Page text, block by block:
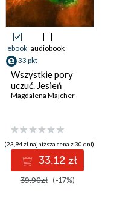
ebook audiobook
33 pkt
Wszystkie pory
uczuć. Jesień
Magdalena Majcher
(23,94 zł najniższa cena z 30 dni)
33.12 zł
39.90zł (-17%)